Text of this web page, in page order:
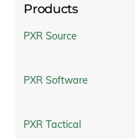
Products
PXR Source
PXR Software
PXR Tactical